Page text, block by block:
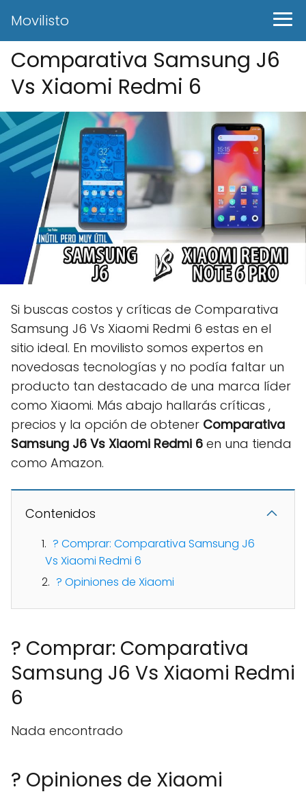
Movilisto
Comparativa Samsung J6
Vs Xiaomi Redmi 6
Si buscas costos y críticas de Comparativa
Samsung J6 Vs Xiaomi Redmi 6 estas en el
sitio ideal. En movilisto somos expertos en
novedosas tecnologías y no podía faltar un
producto tan destacado de una marca líder
como Xiaomi. Más abajo hallarás críticas ,
precios y la opción de obtener Comparativa
Samsung J6 Vs Xiaomi Redmi 6 en una tienda
como Amazon.
Contenidos
? Comprar: Comparativa Samsung J6
Vs Xiaomi Redmi 6
? Opiniones de Xiaomi
? Comprar: Comparativa
Samsung J6 Vs Xiaomi Redmi
6
Nada encontrado
? Opiniones de Xiaomi